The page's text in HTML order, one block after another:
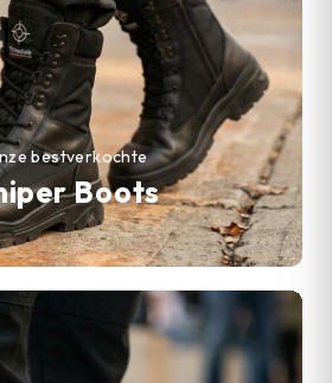
Boots
bestverkochte